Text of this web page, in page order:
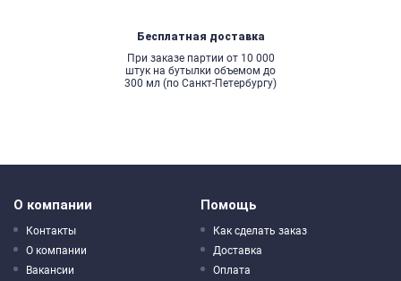
Бесплатная доставка
При заказе партии от 10 000
штук на бутылки объемом до
300 мл (по Санкт-Петербургу)
О компании
Контакты
О компании
Вакансии
Помощь
Как сделать заказ
Доставка
Оплата